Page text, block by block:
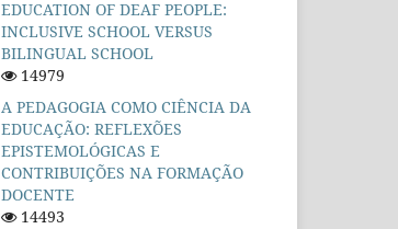
EDUCATION OF DEAF PEOPLE:
INCLUSIVE SCHOOL VERSUS
BILINGUAL SCHOOL
14979
A PEDAGOGIA COMO CIÊNCIA DA
EDUCAÇÃO: REFLEXÕES
EPISTEMOLÓGICAS E
CONTRIBUIÇÕES NA FORMAÇÃO
DOCENTE
14493